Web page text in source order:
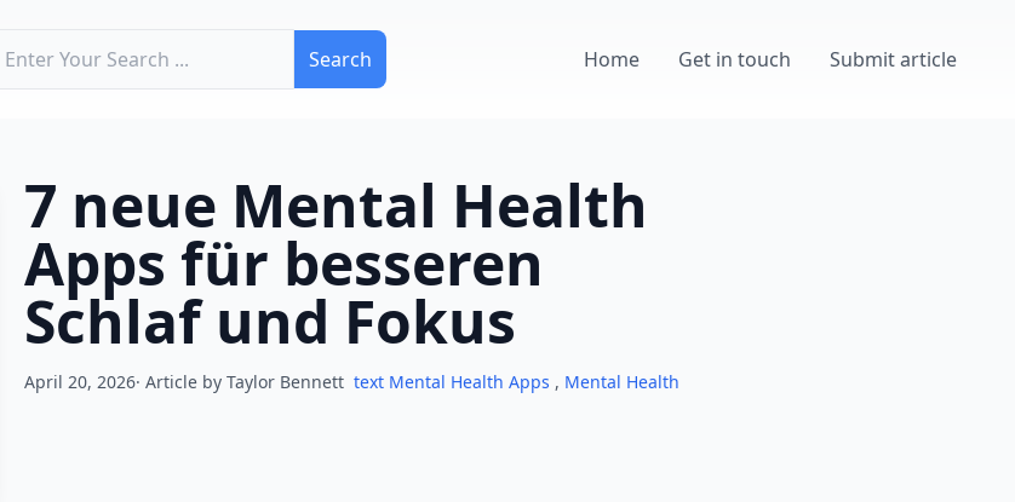
Search for: Home Get in touch Submit article
7 neue Mental Health
Apps für besseren
Schlaf und Fokus
April 20, 2026· Article byTaylor Bennett text Mental Health Apps , Mental Health